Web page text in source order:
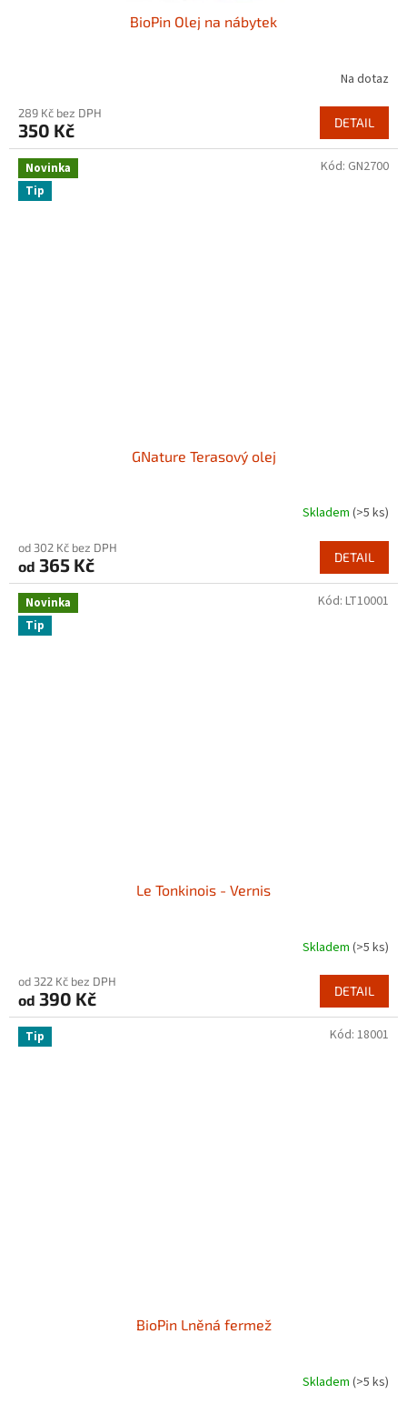
BioPin Olej na nábytek
Na dotaz
289 Kč bez DPH
350 Kč DETAIL
Novinka
Tip
GNature Terasový olej
Skladem (>5 ks)
od 302 Kč bez DPH
od 365 Kč DETAIL
Kód: GN2700
Novinka
Tip
Le Tonkinois - Vernis
Skladem (>5 ks)
od 322 Kč bez DPH
od 390 Kč DETAIL
Kód: LT10001
Tip
BioPin Lněná fermež
Skladem (>5 ks)
Kód: 18001